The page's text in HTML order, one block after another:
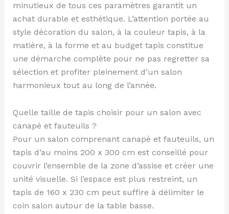
minutieux de tous ces paramètres garantit un
achat durable et esthétique. L’attention portée au
style décoration du salon, à la couleur tapis, à la
matière, à la forme et au budget tapis constitue
une démarche complète pour ne pas regretter sa
sélection et profiter pleinement d’un salon
harmonieux tout au long de l’année.
Quelle taille de tapis choisir pour un salon avec
canapé et fauteuils ?
Pour un salon comprenant canapé et fauteuils, un
tapis d’au moins 200 x 300 cm est conseillé pour
couvrir l’ensemble de la zone d’assise et créer une
unité visuelle. Si l’espace est plus restreint, un
tapis de 160 x 230 cm peut suffire à délimiter le
coin salon autour de la table basse.